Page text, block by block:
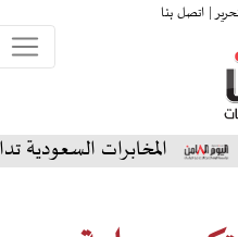
|اتصل بنا
السعودية تداهم منازل